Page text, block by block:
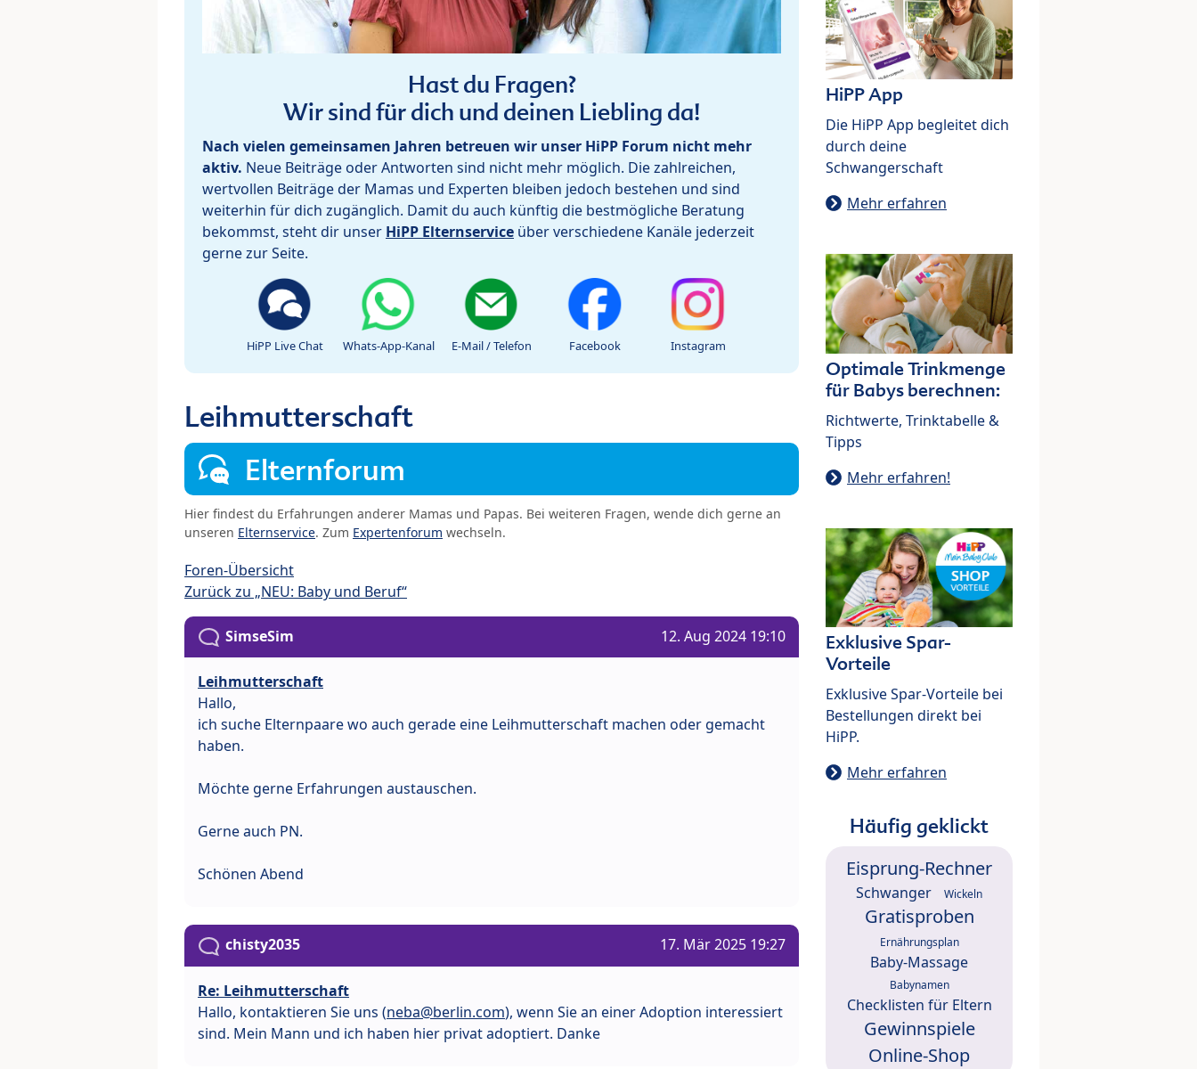
Hast du Fragen?
Wir sind für dich und deinen Liebling da!
Nach vielen gemeinsamen Jahren betreuen wir unser HiPP Forum nicht mehr
aktiv. Neue Beiträge oder Antworten sind nicht mehr möglich. Die zahlreichen,
wertvollen Beiträge der Mamas und Experten bleiben jedoch bestehen und sind
weiterhin für dich zugänglich. Damit du auch künftig die bestmögliche Beratung
bekommst, steht dir unser HiPP Elternservice über verschiedene Kanäle jederzeit
gerne zur Seite.
HiPP Live Chat Whats-App-Kanal E-Mail / Telefon Facebook Instagram
Leihmutterschaft
Elternforum
Hier findest du Erfahrungen anderer Mamas und Papas. Bei weiteren Fragen, wende dich gerne an
unseren Elternservice. Zum Expertenforum wechseln.
Foren-Übersicht
Zurück zu „NEU: Baby und Beruf“
SimseSim 12. Aug 2024 19:10
Leihmutterschaft
Hallo,
ich suche Elternpaare wo auch gerade eine Leihmutterschaft machen oder gemacht
haben.
Möchte gerne Erfahrungen austauschen.
Gerne auch PN.
Schönen Abend
chisty2035 17. Mär 2025 19:27
Re: Leihmutterschaft
Hallo, kontaktieren Sie uns (neba@berlin.com), wenn Sie an einer Adoption interessiert
sind. Mein Mann und ich haben hier privat adoptiert. Danke
HiPP App
Die HiPP App begleitet dich
durch deine
Schwangerschaft
Mehr erfahren
Optimale Trinkmenge
für Babys berechnen:
Richtwerte, Trinktabelle &
Tipps
Mehr erfahren!
Exklusive Spar-
Vorteile
Exklusive Spar-Vorteile bei
Bestellungen direkt bei
HiPP.
Mehr erfahren
Häufig geklickt
Eisprung-Rechner
Schwanger Wickeln
Gratisproben
Ernährungsplan
Baby-Massage
Babynamen
Checklisten für Eltern
Gewinnspiele
Online-Shop